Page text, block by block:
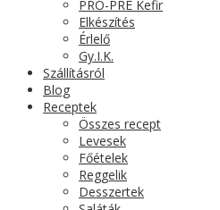
PRO-PRE Kefir
Elkészítés
Érlelő
Gy.I.K.
Szállításról
Blog
Receptek
Összes recept
Levesek
Főételek
Reggelik
Desszertek